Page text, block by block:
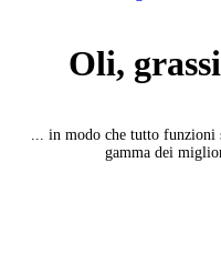
Oli,
... in modo che tutto funzioni
gamma dei